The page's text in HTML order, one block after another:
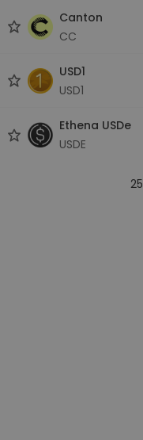
Canton
CC
USD1
USD1
Ethena USDe
USDE
25